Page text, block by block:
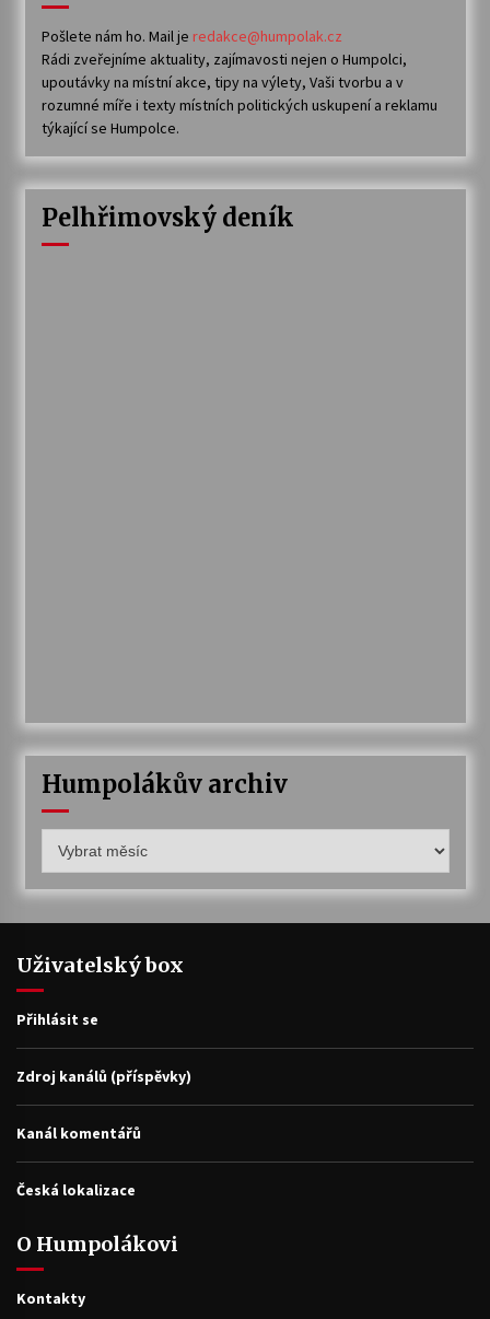
Pošlete nám ho. Mail je redakce@humpolak.cz
Rádi zveřejníme aktuality, zajímavosti nejen o Humpolci,
upoutávky na místní akce, tipy na výlety, Vaši tvorbu a v
rozumné míře i texty místních politických uskupení a reklamu
týkající se Humpolce.
Pelhřimovský deník
Humpolákův archiv
archiv
Uživatelský box
Přihlásit se
Zdroj kanálů (příspěvky)
Kanál komentářů
Česká lokalizace
O Humpolákovi
Kontakty